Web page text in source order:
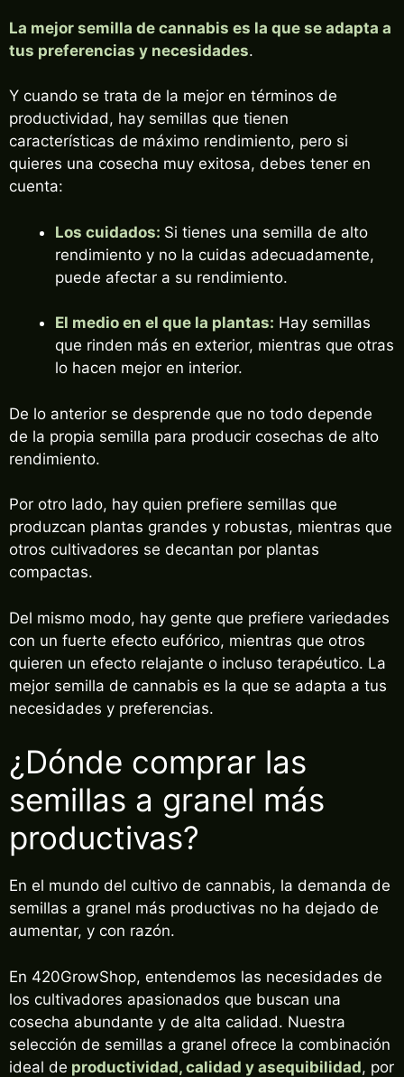
La mejor semilla de cannabis es la que se adapta a
tus preferencias y necesidades.
Y cuando se trata de la mejor en términos de
productividad, hay semillas que tienen
características de máximo rendimiento, pero si
quieres una cosecha muy exitosa, debes tener en
cuenta:
Los cuidados: Si tienes una semilla de alto
rendimiento y no la cuidas adecuadamente,
puede afectar a su rendimiento.
El medio en el que la plantas: Hay semillas
que rinden más en exterior, mientras que otras
lo hacen mejor en interior.
De lo anterior se desprende que no todo depende
de la propia semilla para producir cosechas de alto
rendimiento.
Por otro lado, hay quien prefiere semillas que
produzcan plantas grandes y robustas, mientras que
otros cultivadores se decantan por plantas
compactas.
Del mismo modo, hay gente que prefiere variedades
con un fuerte efecto eufórico, mientras que otros
quieren un efecto relajante o incluso terapéutico. La
mejor semilla de cannabis es la que se adapta a tus
necesidades y preferencias.
¿Dónde comprar las
semillas a granel más
productivas?
En el mundo del cultivo de cannabis, la demanda de
semillas a granel más productivas no ha dejado de
aumentar, y con razón.
En 420GrowShop, entendemos las necesidades de
los cultivadores apasionados que buscan una
cosecha abundante y de alta calidad. Nuestra
selección de semillas a granel ofrece la combinación
ideal de productividad, calidad y asequibilidad, por